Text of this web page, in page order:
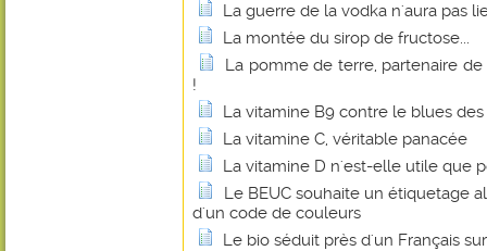
La guerre de la vodka n'aura pas
La montée du sirop de fructose...
La pomme de terre, partenaire
!
La vitamine B9 contre le blues
La vitamine C, véritable panacée
La vitamine D n'est-elle utile que
Le BEUC souhaite un étiquetage
d'un code de couleurs
Le bio séduit près d'un Français